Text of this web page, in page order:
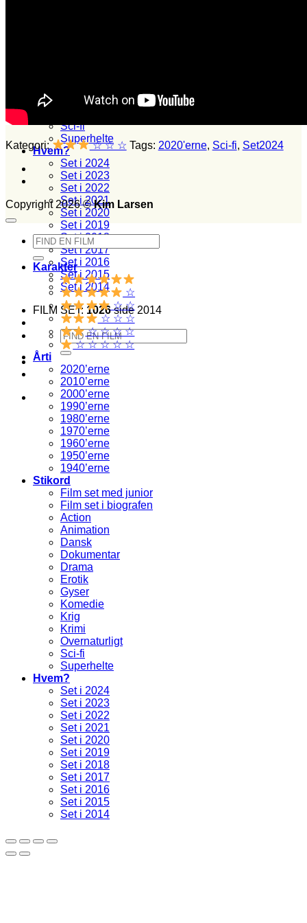
Krimi
Sci-fi
Superhelte
Hvem?
Set i 2024
Set i 2023
Set i 2022
Set i 2021
Set i 2020
Set i 2019
Set i 2018
Set i 2017
Set i 2016
Set i 2015
Set i 2014
FILM SET: 1026side 2014
Søg
efter:
Kategori: ☆ ☆ ☆ Tags: 2020'erne, Sci-fi, Set2024
Copyright 2026 ©Kim Larsen
Søg
efter:
Karakter
☆
☆ ☆
☆ ☆ ☆
☆ ☆ ☆ ☆
☆ ☆ ☆ ☆ ☆
Årti
2020’erne
2010’erne
2000’erne
1990’erne
1980’erne
1970’erne
1960’erne
1950’erne
1940’erne
Stikord
Film set med junior
Film set i biografen
Action
Animation
Dansk
Dokumentar
Drama
Erotik
Gyser
Komedie
Krig
Krimi
Overnaturligt
Sci-fi
Superhelte
Hvem?
Set i 2024
Set i 2023
Set i 2022
Set i 2021
Set i 2020
Set i 2019
Set i 2018
Set i 2017
Set i 2016
Set i 2015
Set i 2014